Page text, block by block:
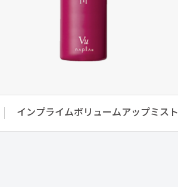
インプライムボリュームアップミスト